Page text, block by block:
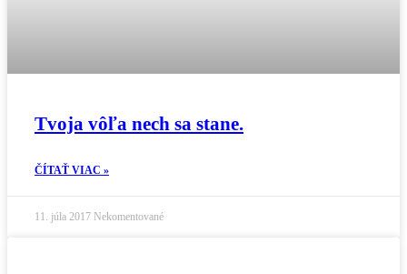
Tvoja vôľa nech sa stane.
ČÍTAŤ VIAC »
11. júla 2017 Nekomentované